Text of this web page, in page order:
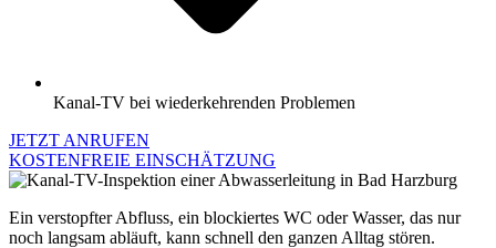
Kanal-TV bei wiederkehrenden Problemen
JETZT ANRUFEN
KOSTENFREIE EINSCHÄTZUNG
Ein verstopfter Abfluss, ein blockiertes WC oder Wasser, das nur
noch langsam abläuft, kann schnell den ganzen Alltag stören.